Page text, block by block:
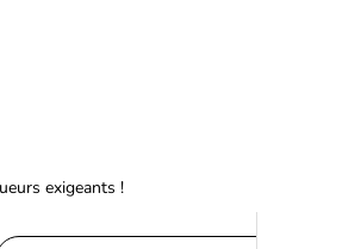
exigeants !